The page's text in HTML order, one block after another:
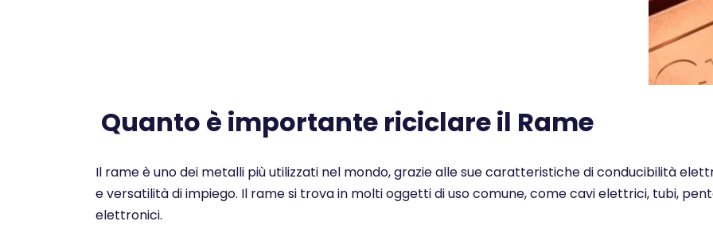
Quanto è importante riciclare il Rame
Il rame è uno dei metalli più utilizzati nel mondo, grazie alle sue caratteristiche di conducibilità
e versatilità di impiego. Il rame si trova in molti oggetti di uso comune, come cavi elettrici, tubi,
elettronici.